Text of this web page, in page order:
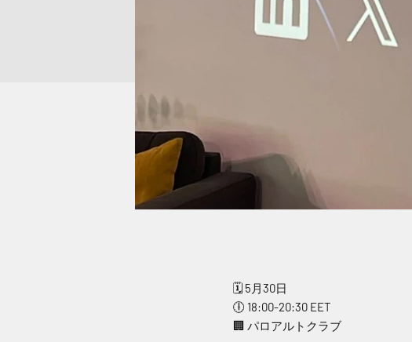
🗓 5月30日
🕕 18:00-20:30 EET
🏢 パロアルトクラブ